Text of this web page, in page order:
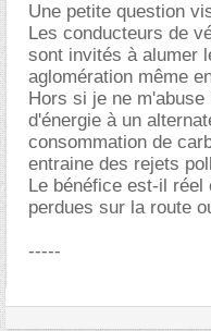
Une petite question
Les conducteurs de
sont invités à alumer
aglomération même
Hors si je ne
d'énergie à un
consommation de
entraine des rejets
Le bénéfice est-il
perdues sur la route
-----